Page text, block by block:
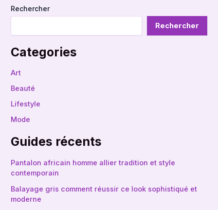
Rechercher
Rechercher
Categories
Art
Beauté
Lifestyle
Mode
Guides récents
Pantalon africain homme allier tradition et style
contemporain
Balayage gris comment réussir ce look sophistiqué et
moderne